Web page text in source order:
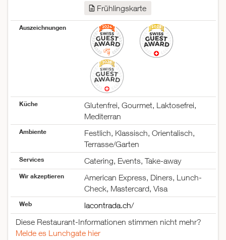
Freitag
17:30–00:30
10:00–14:00
17:30–00:30
17:30–00:30
17:30–00:30
Frühlingskarte
Auszeichnungen
Küche
Glutenfrei, Gourmet, Laktosefrei,
Mediterran
Ambiente
Festlich, Klassisch, Orientalisch,
Terrasse/Garten
Services Catering, Events, Take-away
Wir akzeptieren
American Express, Diners, Lunch-
Check, Mastercard, Visa
Web
lacontrada.ch/
Diese Restaurant-Informationen stimmen nicht mehr?
Melde es Lunchgate hier